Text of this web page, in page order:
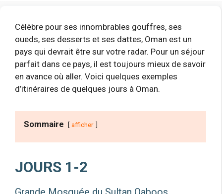
Célèbre pour ses innombrables gouffres, ses
oueds, ses desserts et ses dattes, Oman est un
pays qui devrait être sur votre radar. Pour un séjour
parfait dans ce pays, il est toujours mieux de savoir
en avance où aller. Voici quelques exemples
d’itinéraires de quelques jours à Oman.
Sommaire afficher
JOURS 1-2